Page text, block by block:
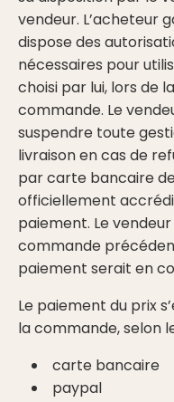
vendeur. L’acheteur
dispose des
nécessaires pour
choisi par lui, lors de
commande. Le
suspendre toute
livraison en cas de
par carte bancaire
officiellement
paiement. Le
commande
paiement serait en
Le paiement du prix
la commande, selon
carte bancaire
paypal